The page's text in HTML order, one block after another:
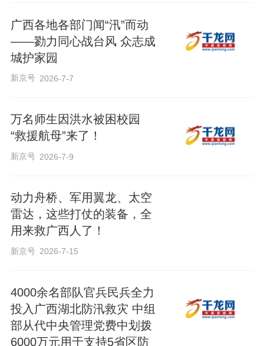
广西各地各部门闻“汛”而动
——勠力同心战台风 众志成
城护家园
新京号 2026-7-7
万名师生因洪水被困校园
“救援航母”来了！
新京号 2026-7-9
动力舟桥、军用翼龙、太空
雷达，这些打仗的装备，全
用来救广西人了！
新京号 2026-7-15
4000余名部队官兵民兵全力
投入广西湖北防汛救灾 中组
部从代中央管理党费中划拨
6000万元用于支持5省区防